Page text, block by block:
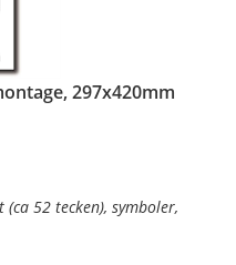
297x420mm
52 tecken), symboler,